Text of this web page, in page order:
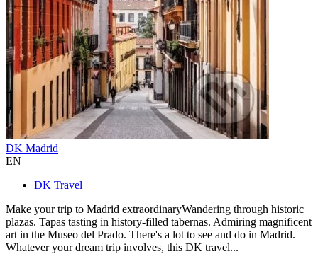
DK Madrid
EN
DK Travel
Make your trip to Madrid extraordinaryWandering through historic
plazas. Tapas tasting in history-filled tabernas. Admiring magnificent
art in the Museo del Prado. There's a lot to see and do in Madrid.
Whatever your dream trip involves, this DK travel...